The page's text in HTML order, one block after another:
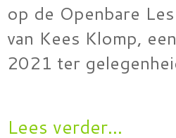
op de Openbare
van Kees Klomp,
2021 ter
Lees verder...